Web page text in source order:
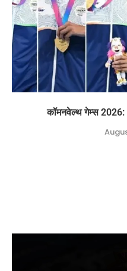
कॉमनवेल्थ गेम्स 2026: